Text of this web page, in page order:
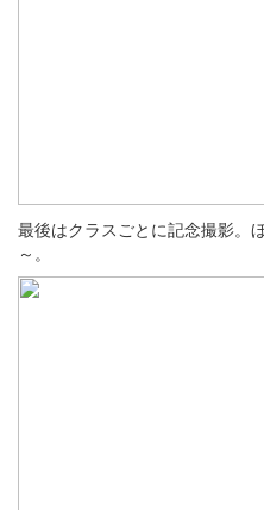
最後はクラスごとに記念撮影。
～。